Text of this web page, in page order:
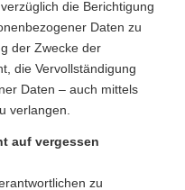
die Berichtigung
Daten zu
der Zwecke der
die Vervollständigung
Daten – auch mittels
verlangen.
auf vergessen
zu